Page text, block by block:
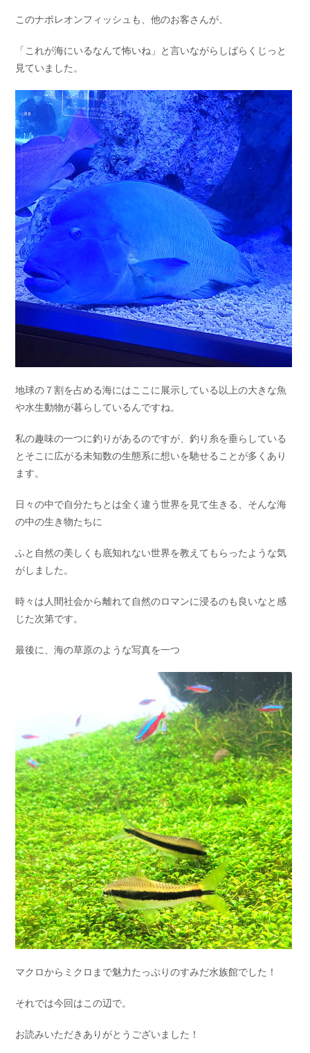
このナポレオンフィッシュも、他のお客さんが、
「これが海にいるなんて怖いね」と言いながらしばらくじっと
見ていました。
地球の７割を占める海にはここに展示している以上の大きな魚
や水生動物が暮らしているんですね。
私の趣味の一つに釣りがあるのですが、釣り糸を垂らしている
とそこに広がる未知数の生態系に想いを馳せることが多くあり
ます。
日々の中で自分たちとは全く違う世界を見て生きる、そんな海
の中の生き物たちに
ふと自然の美しくも底知れない世界を教えてもらったような気
がしました。
時々は人間社会から離れて自然のロマンに浸るのも良いなと感
じた次第です。
最後に、海の草原のような写真を一つ
マクロからミクロまで魅力たっぷりのすみだ水族館でした！
それでは今回はこの辺で。
お読みいただきありがとうございました！